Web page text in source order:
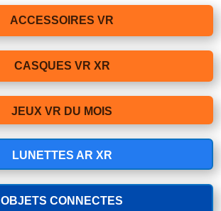
ACCESSOIRES VR
CASQUES VR XR
JEUX VR DU MOIS
LUNETTES AR XR
OBJETS CONNECTES